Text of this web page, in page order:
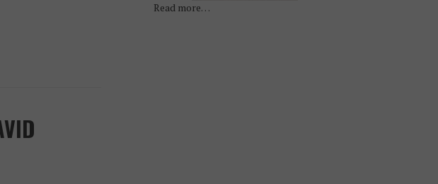
Read more…